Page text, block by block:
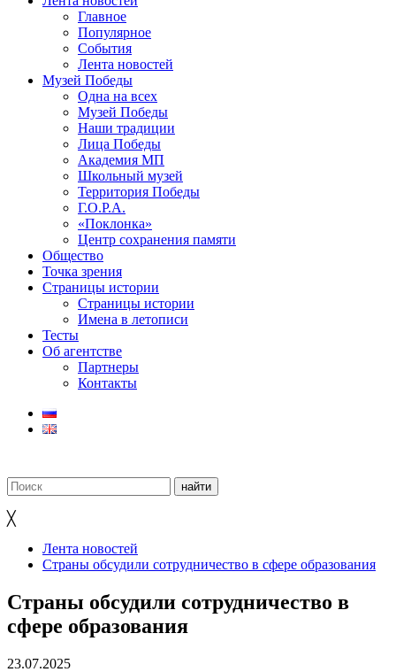
Главное
Популярное
События
Лента новостей
Музей Победы
Одна на всех
Музей Победы
Наши традиции
Лица Победы
Академия МП
Школьный музей
Территория Победы
Г.О.Р.А.
«Поклонка»
Центр сохранения памяти
Общество
Точка зрения
Страницы истории
Страницы истории
Имена в летописи
Тесты
Об агентстве
Партнеры
Контакты
╳
Лента новостей
Страны обсудили сотрудничество в сфере образования
Страны обсудили сотрудничество в
сфере образования
23.07.2025